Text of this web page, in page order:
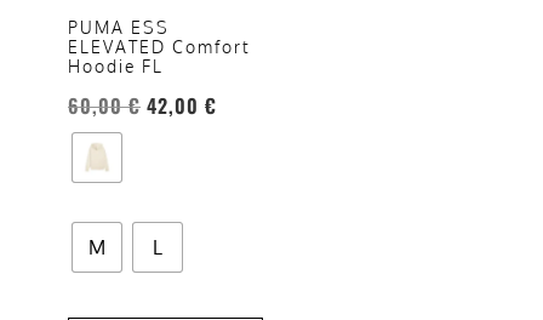
PUMA ESS
ELEVATED Comfort
Hoodie FL
60,00€ 42,00 €
M L
opzioni
possono
essere
scelte
nella
pagina
prodotto